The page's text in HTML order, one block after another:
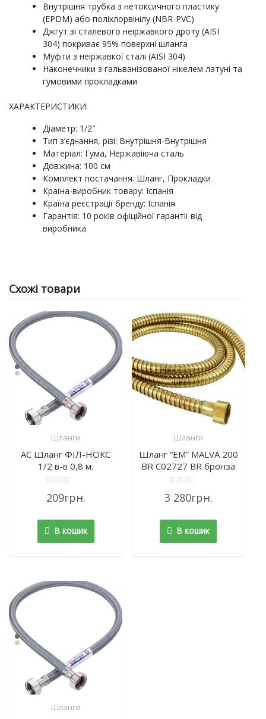
Внутрішня трубка з нетоксичного пластику
(EPDM) або поліхлорвінілу (NBR-PVC)
Джгут зі сталевого неіржавкого дроту (AISI
304) покриває 95% поверхні шланга
Муфти з неіржавкої сталі (AISI 304)
Наконечники з гальванізованої нікелем латуні та
гумовими прокладками
ХАРАКТЕРИСТИКИ:
Діаметр: 1/2″
Тип з’єднання, різі: Внутрішня-Внутрішня
Матеріал: Гума, Нержавіюча сталь
Довжина: 100 см
Комплект постачання: Шланг, Прокладки
Країна-виробник товару: Іспанія
Країна реєстрації бренду: Іспанія
Гарантія: 10 років офіційної гарантії від
виробника
Схожі товари
Шланги
AC Шланг ФІЛ-НОКС
1/2 в-в 0,8 м.
0
5
209грн.
В кошик
Шланги
Шланг “EM” MALVA 200
BR C02727 BR бронза
0
5
3 280грн.
В кошик
Шланги